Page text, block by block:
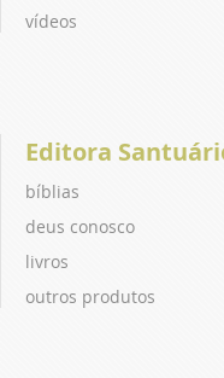
vídeos
Editora
bíblias
deus conosco
livros
outros produtos